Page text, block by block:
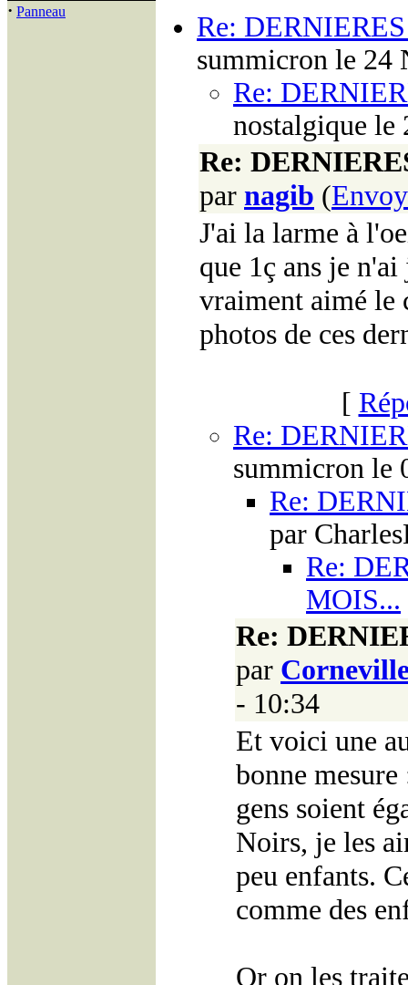
· Panneau
Re:
summicron le 24
Re:
nostalgique le
Re:
par nagib (
J'ai la larme à
que 1ç ans je
vraiment aimé le
photos de ces
[
Re:
summicron le
Re:
par
Re:
MOIS...
Re:
par
- 10:34
Et voici une
bonne
gens soient
Noirs, je les
peu enfants.
comme des
Or on les